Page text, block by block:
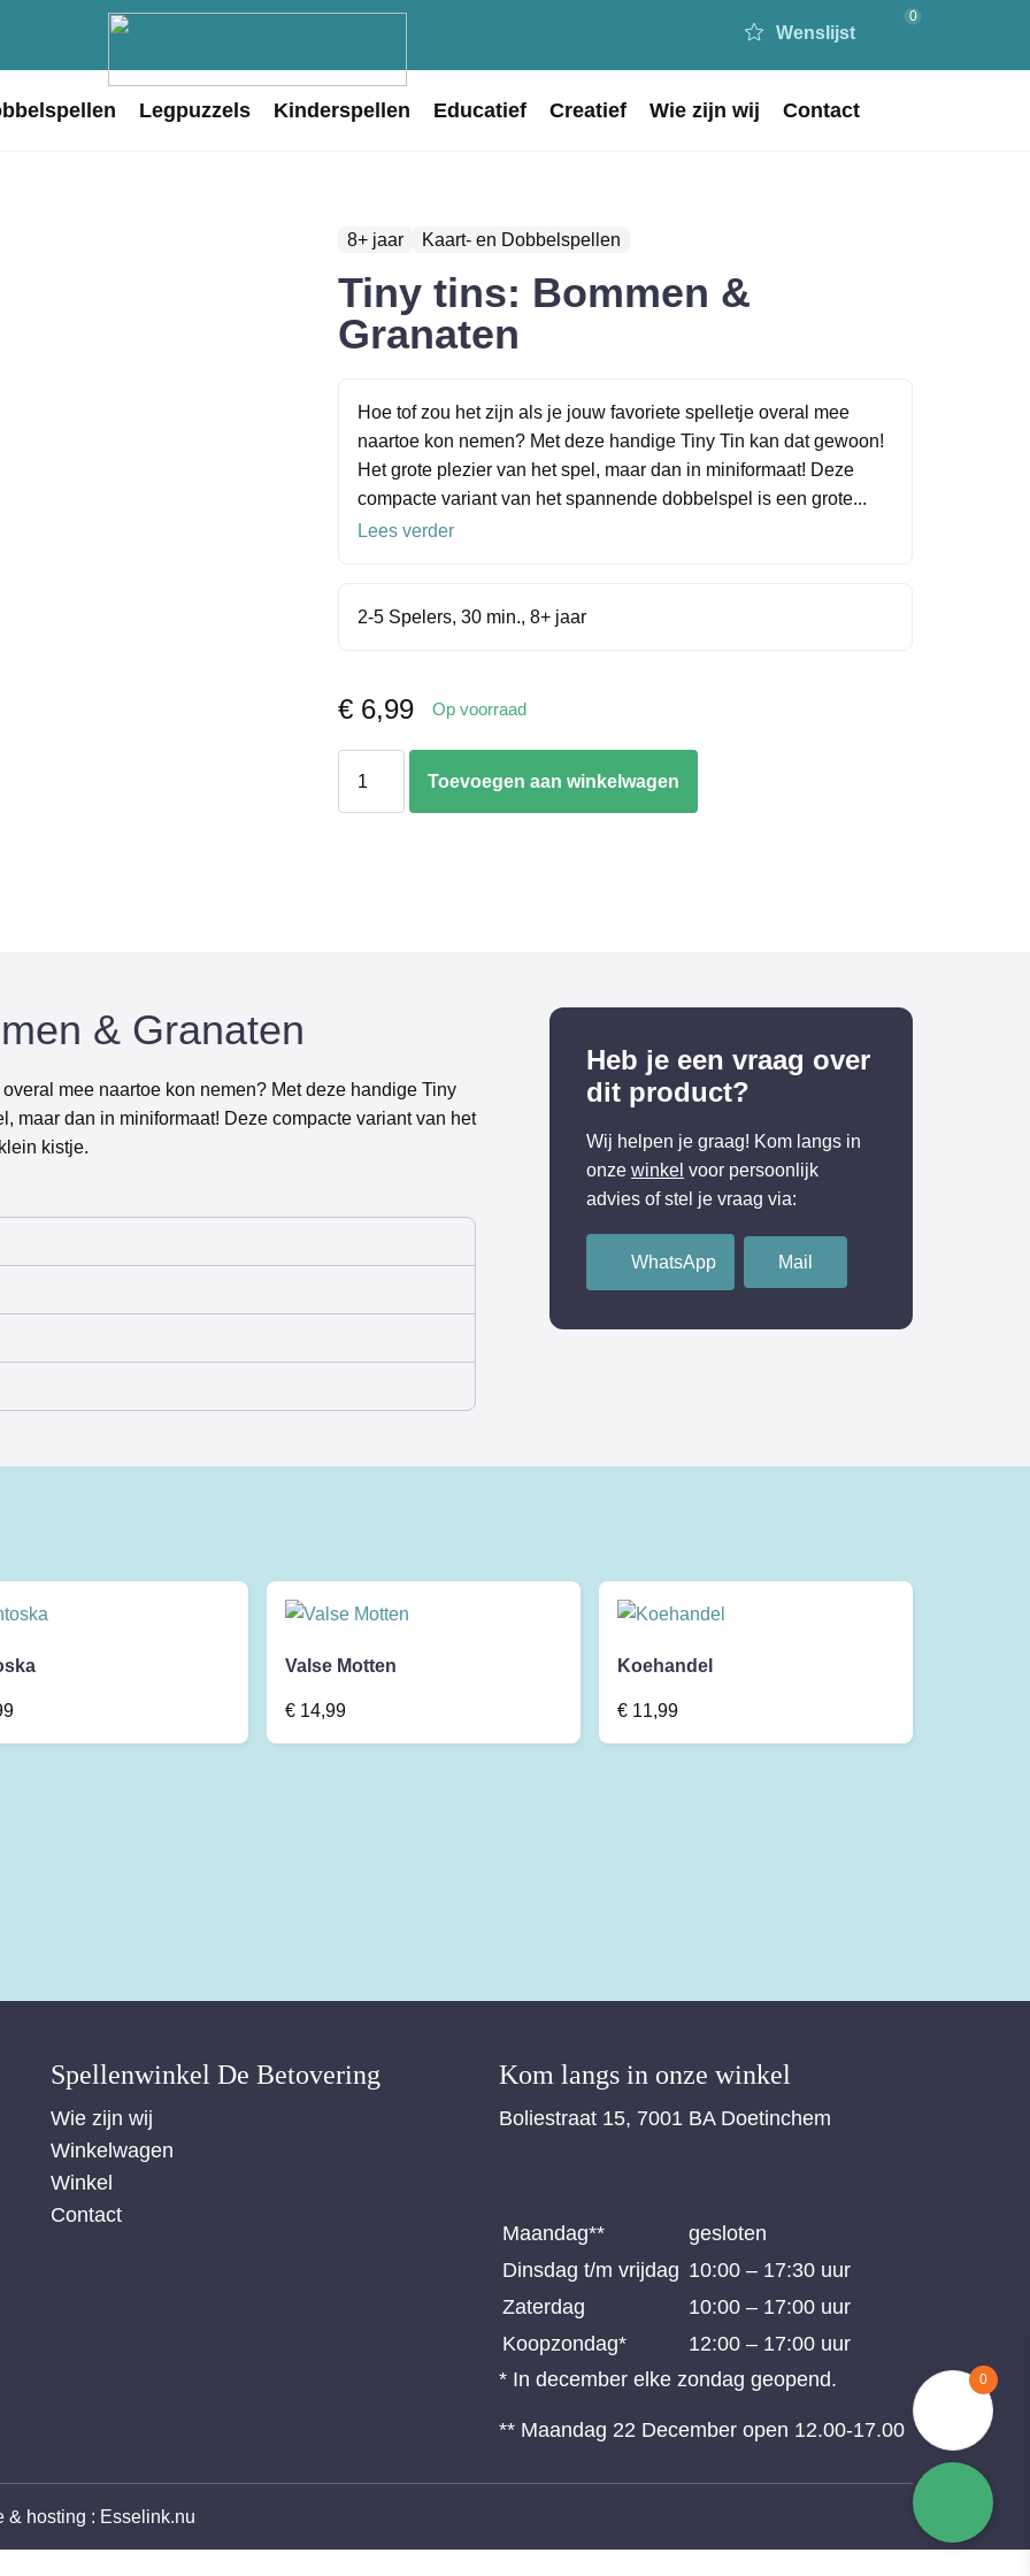
0
Wenslijst
0
Legpuzzels Kinderspellen Educatief Creatief Wie zijn wij Contact
8+ jaar Kaart- en Dobbelspellen
Tiny tins: Bommen &
Granaten
Hoe tof zou het zijn als je jouw favoriete spelletje overal mee
naartoe kon nemen? Met deze handige Tiny Tin kan dat gewoon!
Het grote plezier van het spel, maar dan in miniformaat! Deze
compacte variant van het spannende dobbelspel is een grote...
Lees verder
2-5 Spelers, 30 min., 8+ jaar
€ 6,99 Op voorraad
tins:
Toevoegen aan winkelwagen
& Granaten
mee naartoe kon nemen? Met deze handige Tiny
maar dan in miniformaat! Deze compacte variant van het
kistje.
Heb je een vraag over
dit product?
Wij helpen je graag! Kom langs in
onze winkel voor persoonlijk
advies of stel je vraag via:
WhatsApp Mail
Valse Motten
€ 14,99
Koehandel
€ 11,99
Spellenwinkel De Betover​ing
Wie zijn wij
Winkelwagen
Winkel
Contact
Kom langs in onze winkel
Boliestraat 15, 7001 BA Doetinchem
Maandag**
gesloten
Dinsdag t/m vrijdag 10:00 – 17:30 uur
Zaterdag
10:00 – 17:00 uur
Koopzondag*
12:00 – 17:00 uur
* In december elke zondag geopend.
** Maandag 22 December open 12.00-17.00
& hosting : Esselink.nu